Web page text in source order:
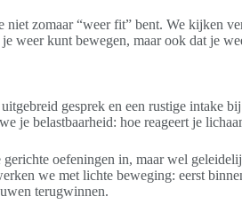
zomaar “weer fit” bent. We kijken
weer kunt bewegen, maar ook dat je
gesprek en een rustige intake
je belastbaarheid: hoe reageert je
oefeningen in, maar wel
we met lichte beweging: eerst
terugwinnen.